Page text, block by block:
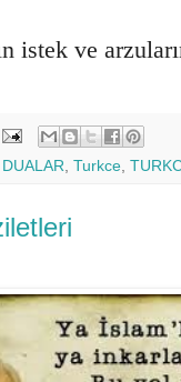
istek ve
DUALAR Turkce